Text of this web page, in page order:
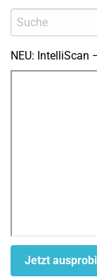
NEU: IntelliScan
Jetzt